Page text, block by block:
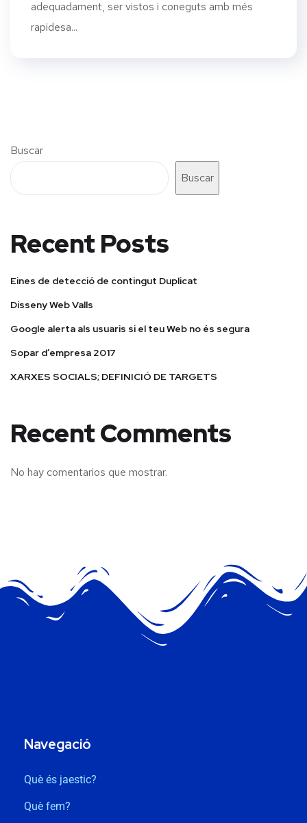
adequadament, ser vistos i coneguts amb més
rapidesa...
Buscar
Buscar
Recent Posts
Eines de detecció de contingut Duplicat
Disseny Web Valls
Google alerta als usuaris si el teu Web no és segura
Sopar d’empresa 2017
XARXES SOCIALS; DEFINICIÓ DE TARGETS
Recent Comments
No hay comentarios que mostrar.
Navegació
Què és jaestic?
Què fem?